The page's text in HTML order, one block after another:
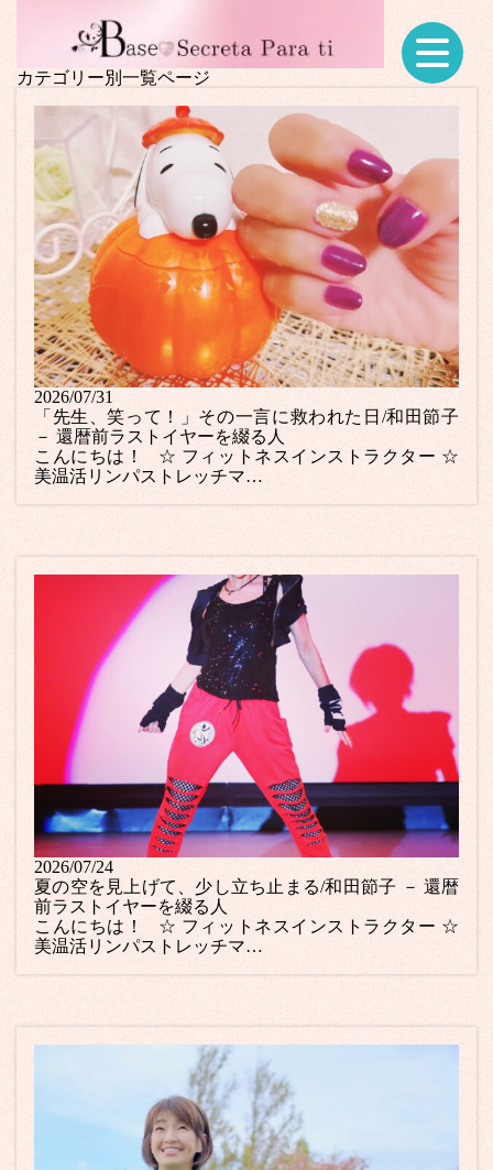
カテゴリー別一覧ページ
2026/07/31
「先生、笑って！」その一言に救われた日/和田節子
－ 還暦前ラストイヤーを綴る人
こんにちは！ ☆ フィットネスインストラクター ☆
美温活リンパストレッチマ…
2026/07/24
夏の空を見上げて、少し立ち止まる/和田節子 － 還暦
前ラストイヤーを綴る人
こんにちは！ ☆ フィットネスインストラクター ☆
美温活リンパストレッチマ…